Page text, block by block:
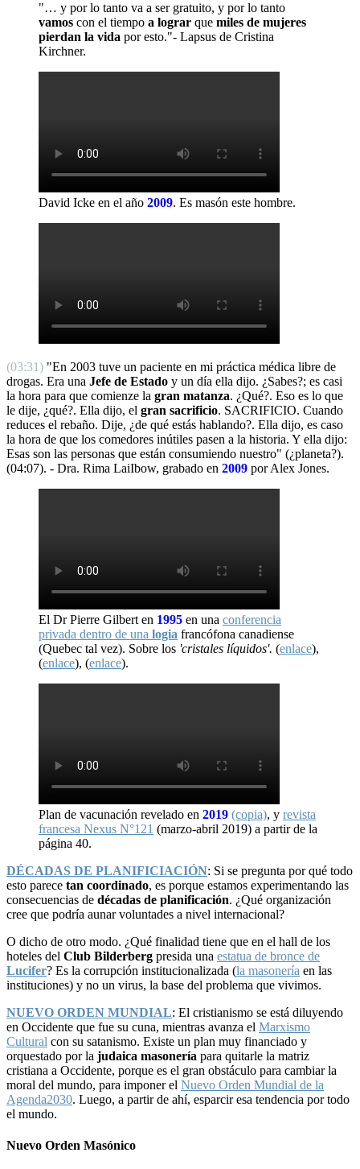
"… y por lo tanto va a ser gratuito, y por lo tanto
vamos con el tiempo a lograr que miles de mujeres
pierdan la vida por esto."- Lapsus de Cristina
Kirchner.
David Icke en el año 2009. Es masón este hombre.
(03:31) "En 2003 tuve un paciente en mi práctica médica libre de
drogas. Era una Jefe de Estado y un día ella dijo. ¿Sabes?; es casi
la hora para que comienze la gran matanza. ¿Qué?. Eso es lo que
le dije, ¿qué?. Ella dijo, el gran sacrificio. SACRIFICIO. Cuando
reduces el rebaño. Dije, ¿de qué estás hablando?. Ella dijo, es caso
la hora de que los comedores inútiles pasen a la historia. Y ella dijo:
Esas son las personas que están consumiendo nuestro" (¿planeta?).
(04:07). - Dra. Rima LaiIbow, grabado en 2009 por Alex Jones.
El Dr Pierre Gilbert en 1995 en una conferencia
privada dentro de una logia francófona canadiense
(Quebec tal vez). Sobre los 'cristales líquidos'. (enlace),
(enlace), (enlace).
Plan de vacunación revelado en 2019 (copia), y revista
francesa Nexus N°121 (marzo-abril 2019) a partir de la
página 40.
DÉCADAS DE PLANIFICIACIÓN: Si se pregunta por qué todo
esto parece tan coordinado, es porque estamos experimentando las
consecuencias de décadas de planificación. ¿Qué organización
cree que podría aunar voluntades a nivel internacional?
O dicho de otro modo. ¿Qué finalidad tiene que en el hall de los
hoteles del Club Bilderberg presida una estatua de bronce de
Lucifer? Es la corrupción institucionalizada (la masonería en las
instituciones) y no un virus, la base del problema que vivimos.
NUEVO ORDEN MUNDIAL: El cristianismo se está diluyendo
en Occidente que fue su cuna, mientras avanza el Marxismo
Cultural con su satanismo. Existe un plan muy financiado y
orquestado por la judaica masonería para quitarle la matriz
cristiana a Occidente, porque es el gran obstáculo para cambiar la
moral del mundo, para imponer el Nuevo Orden Mundial de la
Agenda2030. Luego, a partir de ahí, esparcir esa tendencia por todo
el mundo.
Nuevo Orden Masónico